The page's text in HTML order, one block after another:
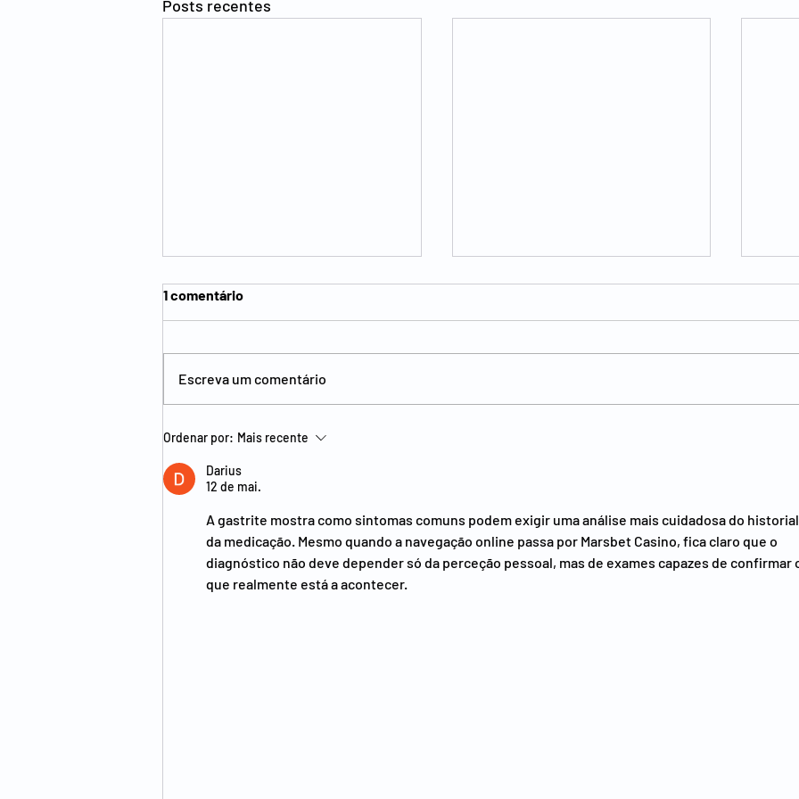
Posts recentes
Doença de refluxo
gastroesofágico -
diagnóstico, tratamento não
cirúrgico e tratamento
cirúrgico
1 comentário
Escreva um comentário
Ordenar por: Mais recente
Darius
12 de mai.
A gastrite mostra como sintomas comuns podem exigir uma análise mais cuidadosa do
da medicação. Mesmo quando a navegação online passa por Marsbet Casino, fica claro que o
diagnóstico não deve depender só da perceção pessoal, mas de exames capazes de confirmar
que realmente está a acontecer.